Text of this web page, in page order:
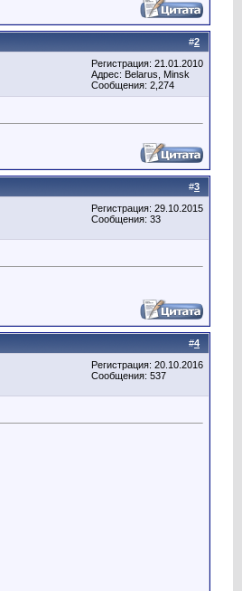
#2
Регистрация: 21.01.2010
Адрес: Belarus, Minsk
Сообщения: 2,274
#3
Регистрация: 29.10.2015
Сообщения: 33
#4
Регистрация: 20.10.2016
Сообщения: 537